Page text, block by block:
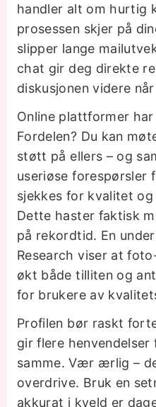
handler alt om hurtig
prosessen skjer på
slipper lange
chat gir deg direkte
diskusjonen videre
Online plattformer
Fordelen? Du kan
støtt på ellers – og
useriøse forespørsler
sjekkes for kvalitet
Dette haster faktisk
på rekordtid. En
Research viser at
økt både tilliten og
for brukere av
Profilen bør raskt
gir flere
samme. Vær ærlig –
overdrive. Bruk en
akkurat i kveld er